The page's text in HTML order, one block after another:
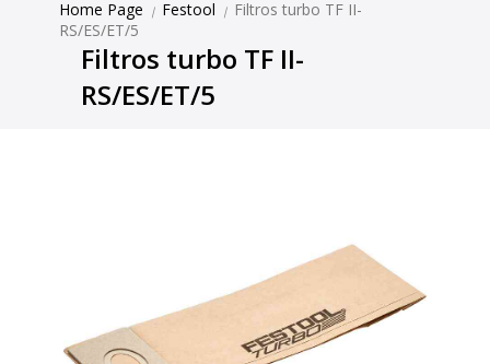
Home Page | Festool | Filtros turbo TF II-
RS/ES/ET/5
Filtros turbo TF II-
RS/ES/ET/5